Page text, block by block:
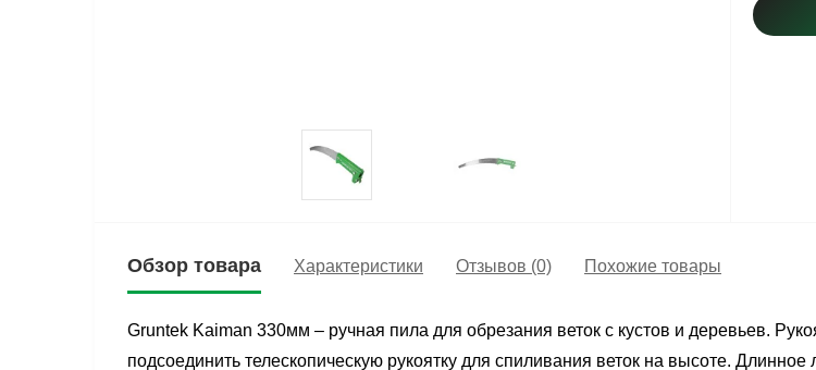
Обзор товара Характеристики Отзывов (0) Похожие товары
Gruntek Kaiman 330мм – ручная пила для обрезания веток с кустов и деревьев.
подсоединить телескопическую рукоятку для спиливания веток на высоте.